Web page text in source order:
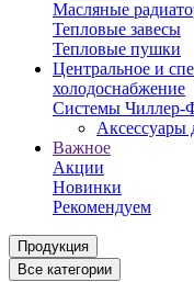
Масляные
Тепловые завесы
Тепловые пушки
Центральное и
холодоснабжение
Системы Чиллер-
Аксессуары
Важное
Акции
Новинки
Рекомендуем
Продукция
Все категории